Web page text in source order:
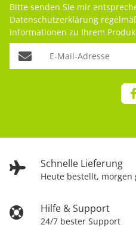
Schnelle Lieferung
Heute bestellt, morgen
Hilfe & Support
24/7 bester Support
Bitte senden Sie mir
Datenschutzerklärung
Informationen zu Ihrem